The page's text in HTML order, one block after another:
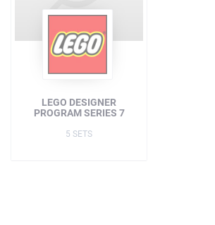
LEGO DESIGNER
PROGRAM SERIES 7
5 SETS